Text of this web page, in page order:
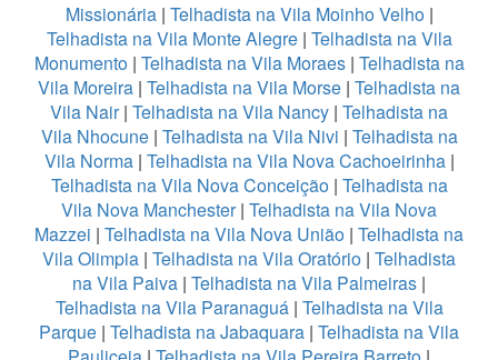
Missionária| Telhadista na Vila Moinho Velho|
Telhadista na Vila Monte Alegre| Telhadista na Vila
Monumento| Telhadista na Vila Moraes| Telhadista na
Vila Moreira | Telhadista na Vila Morse | Telhadista na
Vila Nair| Telhadista na Vila Nancy | Telhadista na
Vila Nhocune| Telhadista na Vila Nivi | Telhadista na
Vila Norma| Telhadista na Vila Nova Cachoeirinha|
Telhadista na Vila Nova Conceição| Telhadista na
Vila Nova Manchester| Telhadista na Vila Nova
Mazzei | Telhadista na Vila Nova União | Telhadista na
Vila Olimpia | Telhadista na Vila Oratório | Telhadista
na Vila Paiva | Telhadista na Vila Palmeiras |
Telhadista na Vila Paranaguá| Telhadista na Vila
Parque | Telhadista na Jabaquara | Telhadista na Vila